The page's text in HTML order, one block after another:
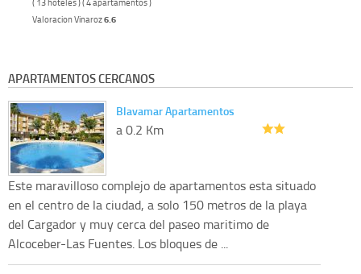
Valoracion Vinaroz6.6
APARTAMENTOS CERCANOS
Blavamar Apartamentos
a 0.2 Km
Este maravilloso complejo de apartamentos esta situado
en el centro de la ciudad, a solo 150 metros de la playa
del Cargador y muy cerca del paseo maritimo de
Alcoceber-Las Fuentes. Los bloques de ...